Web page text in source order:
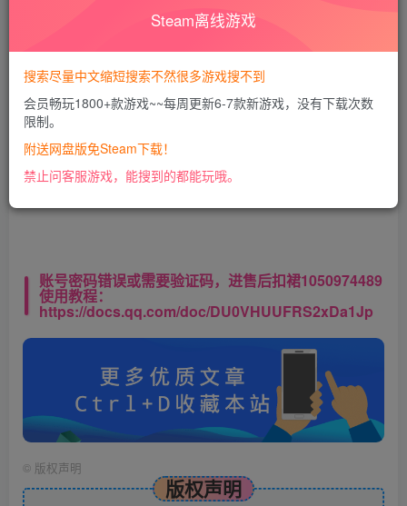
免费
您当前未登录！建议登陆后购买，可保存购买订单
此处内容已隐藏，VIP会员可见
请登录后查看特权
账号密码错误或需要验证码，进售后扣裙1050974489
使用教程：
https://docs.qq.com/doc/DU0VHUUFRS2xDa1Jp
© 版权声明
版权声明
Steam离线游戏
搜索尽量中文缩短搜索不然很多游戏搜不到
会员畅玩1800+款游戏~~每周更新6-7款新游戏，没有下载次数
限制。
附送网盘版免Steam下载！
禁止问客服游戏，能搜到的都能玩哦。